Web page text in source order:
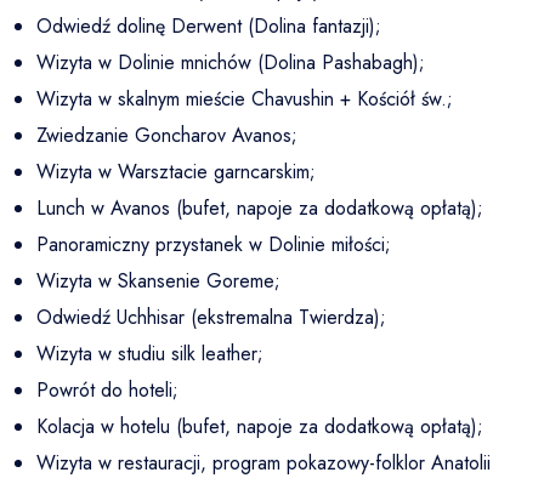
Odwiedź dolinę Derwent (Dolina fantazji);
Wizyta w Dolinie mnichów (Dolina Pashabagh);
Wizyta w skalnym mieście Chavushin + Kościół św.;
Zwiedzanie Goncharov Avanos;
Wizyta w Warsztacie garncarskim;
Lunch w Avanos (bufet, napoje za dodatkową opłatą);
Panoramiczny przystanek w Dolinie miłości;
Wizyta w Skansenie Goreme;
Odwiedź Uchhisar (ekstremalna Twierdza);
Wizyta w studiu silk leather;
Powrót do hoteli;
Kolacja w hotelu (bufet, napoje za dodatkową opłatą);
Wizyta w restauracji, program pokazowy-folklor Anatolii